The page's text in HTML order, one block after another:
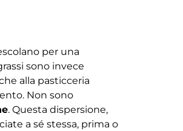
per una
sono invece
alla pasticceria
Non sono
. Questa dispersione,
a sé stessa, prima o